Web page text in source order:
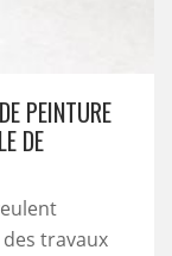
PEINTURE
DE
travaux